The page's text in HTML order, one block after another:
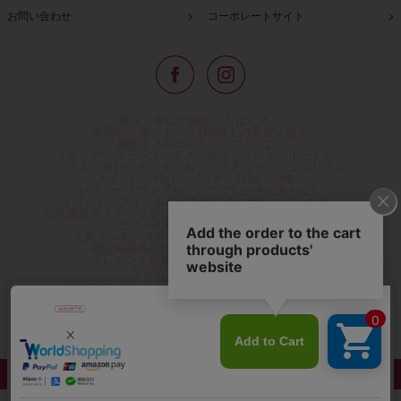
お問い合わせ コーポレートサイト
オリジナルアイテムなどを幅広くご用意しています。
アビステの幅広い商品を取り揃え、
人気ランキングやテレビなどメディア着用商品、
雑誌掲載商品情報を紹介するコンテンツ、
プレゼント包装無料や独自のポイント還元
などのサービスをご提供。
心躍るインポートアクセサリーや時計、小物などで、
夢やときめきを与えられるよう願っています。
◆ギフトラッピング無料/11,000円以上のご注文で送料無料◆
©ABISTE WEB SHOP